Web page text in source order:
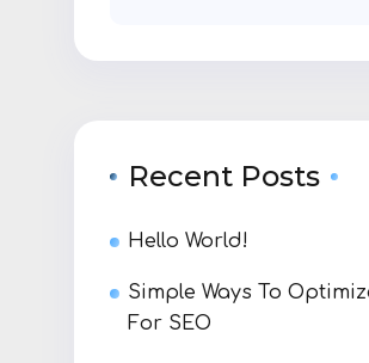
Recent Posts
Hello World!
Simple Ways To
For SEO